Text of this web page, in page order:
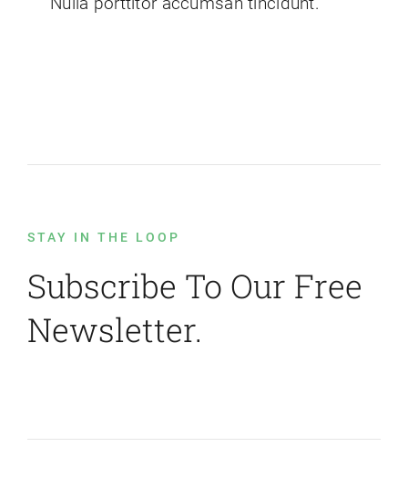
STAY IN THE LOOP
Subscribe To Our Free
Newsletter.